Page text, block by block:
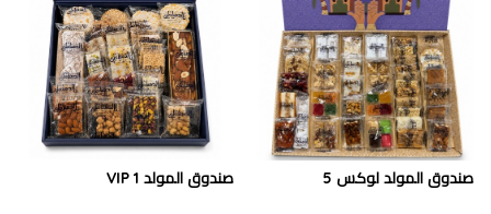
صندوق المولد لوكس 5 صندوق المولد VIP 1